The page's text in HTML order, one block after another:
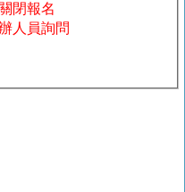
閉報名
人員詢問